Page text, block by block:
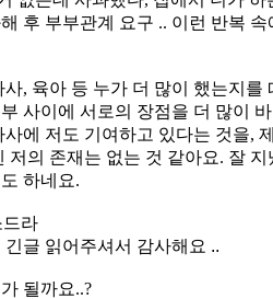
후 부부관계 요구 .. 이런 반복
사, 육아 등 누가 더 많이 했는지
사이에 서로의 장점을 더 많이
사에 저도 기여하고 있다는 것을,
저의 존재는 없는 것 같아요. 잘
하네요.
드라
긴글 읽어주셔서 감사해요 ..
될까요..?